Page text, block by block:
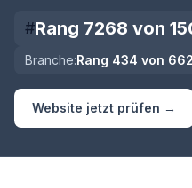
#Rang 7268 von
Branche:Rang 434 von 662
Website jetzt prüfen →